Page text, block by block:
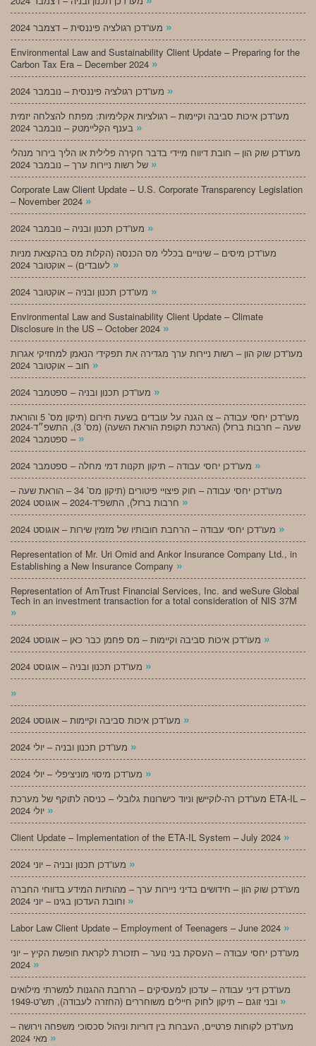
»
Environmental Law and Sustainability Client Update – Preparing for the
Carbon Tax Era – December 2024 »
»
מעו”דכן איכות סביבה וקיימות – רגולציות אקלימיות: מפתח להצלחה יזמית
»
מעו”דכן שוק הון – חובת דיווח מיידי בדבר חקירה פלילית או הליך בירור מנהלי
»
Corporate Law Client Update – U.S. Corporate Transparency Legislation
– November 2024 »
»
מעו”דכן מיסים – שינויים בכללי מס הכנסה (הקלות מס בהקצאת מניות
»
»
Environmental Law and Sustainability Client Update – Climate
Disclosure in the US – October 2024 »
מעו”דכן שוק הון – רשות ניירות ערך מגדירה את תפקידי הנאמן למחזיקי אגרות
»
»
מעו”דכן יחסי עבודה – צו הגנה על עובדים בשעת חירום (תיקון מס’ 5 והוראת
שעה – חרבות ברזל) (הארכת תקופת הוראת השעה) (מס’ 3), התשפ״ד-2024
– ספטמבר 2024 »
»
מעו”דכן יחסי עבודה – חוק פיצויי פיטורים (תיקון מס’ 34 – הוראת שעה –
»
»
Representation of Mr. Uri Omid and Ankor Insurance Company Ltd., in
Establishing a New Insurance Company »
Representation of AmTrust Financial Services, Inc. and weSure Global
Tech in an investment transaction for a total consideration of NIS 37M
»
»
»
»
»
»
»
מעו”דכן רה-לוקיישן וניוד כישרונות גלובלי – כניסה לתוקף של מערכת ETA-IL –
»
Client Update – Implementation of the ETA-IL System – July 2024 »
»
מעו”דכן שוק הון – חידושים בדיני ניירות ערך – מהותיות המידע בדווחי החברה
»
Labor Law Client Update – Employment of Teenagers – June 2024 »
מעו”דכן יחסי עבודה – העסקת בני נוער – תזכורת לקראת חופשת הקיץ – יוני
»
מעו”דכן דיני עבודה – עדכון למעסיקים – הרחבת ההגנות למשרתי מילואים
»
מעו”דכן לקוחות פרטיים, העברות בין דוריות וניהול סכסוכי משפחה וירושה –
»